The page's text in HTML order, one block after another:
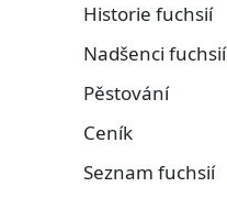
Historie fuchsií
Nadšenci fuchsií
Pěstování
Ceník
Seznam fuchsií